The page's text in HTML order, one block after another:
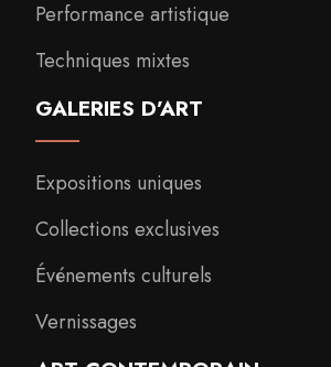
Performance artistique
Techniques mixtes
GALERIES D’ART
Expositions uniques
Collections exclusives
Événements culturels
Vernissages